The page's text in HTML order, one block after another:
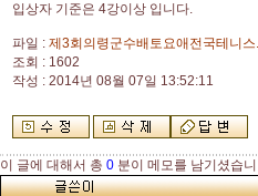
입상자 기준은 4강이상 입니다.
파일 : 제3회의령군수배토요애전국테니
조회 : 1602
작성 : 2014년 08월 07일 13:52:11
이 글에 대해서 총 0 분이 메모를 남기셨습